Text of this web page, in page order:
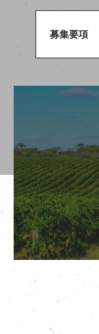
募集要項